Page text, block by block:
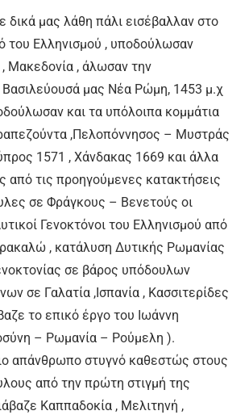
δικά μας λάθη πάλι εισέβαλλαν στο
του Ελληνισμού , υποδούλωσαν
Μακεδονία , άλωσαν την
Βασιλεύουσά μας Νέα Ρώμη, 1453 μ.χ
και τα υπόλοιπα κομμάτια
,Πελοπόννησος – Μυστράς
1571 , Χάνδακας 1669 και άλλα
από τις προηγούμενες κατακτήσεις
σε Φράγκους – Βενετούς οι
Γενοκτόνοι του Ελληνισμού από
, κατάλυση Δυτικής Ρωμανίας
σε βάρος υπόδουλων
σε Γαλατία ,Ισπανία , Κασσιτερίδες
το επικό έργο του Ιωάννη
– Ρωμανία – Ρούμελη ).
απάνθρωπο στυγνό καθεστώς στους
από την πρώτη στιγμή της
Καππαδοκία , Μελιτηνή ,